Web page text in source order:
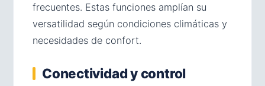
frecuentes. Estas funciones amplían su
versatilidad según condiciones climáticas y
necesidades de confort.
Conectividad y control